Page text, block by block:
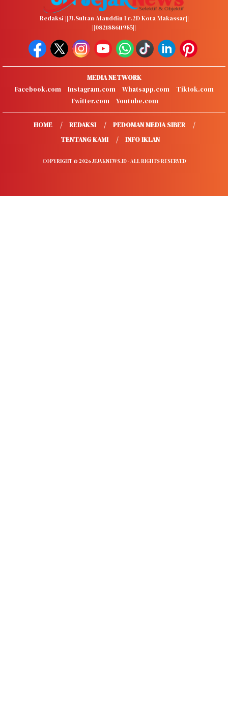
Redaksi ||Jl.Sultan Alauddin Lr.2D Kota Makassar||
||082188611985||
MEDIA NETWORK
Facebook.com
Instagram.com Whatsapp.com
Tiktok.com
Twitter.com
Youtube.com
HOME REDAKSI
PEDOMAN MEDIA SIBER
TENTANG KAMI
INFO IKLAN
COPYRIGHT © 2026 JEJAKNEWS.ID - ALL RIGHTS RESERVED